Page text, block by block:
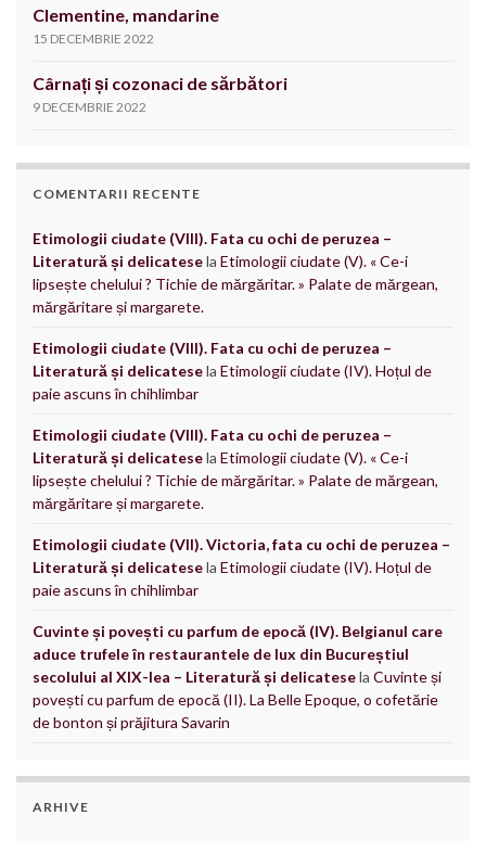
Clementine, mandarine
15 DECEMBRIE 2022
Cârnați și cozonaci de sărbători
9 DECEMBRIE 2022
COMENTARII RECENTE
Etimologii ciudate (VIII). Fata cu ochi de peruzea –
Literatură și delicatesela Etimologii ciudate (V). « Ce-i
lipsește chelului ? Tichie de mărgăritar. » Palate de mărgean,
mărgăritare și margarete.
Etimologii ciudate (VIII). Fata cu ochi de peruzea –
Literatură și delicatesela Etimologii ciudate (IV). Hoțul de
paie ascuns în chihlimbar
Etimologii ciudate (VIII). Fata cu ochi de peruzea –
Literatură și delicatesela Etimologii ciudate (V). « Ce-i
lipsește chelului ? Tichie de mărgăritar. » Palate de mărgean,
mărgăritare și margarete.
Etimologii ciudate (VII). Victoria, fata cu ochi de peruzea –
Literatură și delicatesela Etimologii ciudate (IV). Hoțul de
paie ascuns în chihlimbar
Cuvinte și povești cu parfum de epocă (IV). Belgianul care
aduce trufele în restaurantele de lux din Bucureștiul
secolului al XIX-lea – Literatură și delicatesela Cuvinte și
povești cu parfum de epocă (II). La Belle Epoque, o cofetărie
de bonton și prăjitura Savarin
ARHIVE